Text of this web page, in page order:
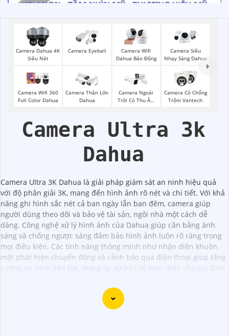
Camera Dahua 4K
Siêu Nét
Camera Eyeball
Camera Wifi
Dahua Báo Động
Camera Siêu
Nhạy Sáng Dahua
Camera Wifi 360
Full Color Dahua
Camera Thân Lớn
Dahua
Camera Ngoài
Trời Có Thu Âm
Camera Có Chống
Trộm Vantech
Camera Ultra 3k
Dahua
Camera Ultra 3K Dahua là giải pháp giám sát an ninh hiệu quả
với độ phân giải 3K, mang đến hình ảnh rõ nét và chi tiết. Với khả
năng ghi hình sắc nét cả ban ngày lẫn ban đêm, camera giúp
người dùng theo dõi và bảo vệ tài sản, ngôi nhà một cách dễ
dàng. Công nghệ xử lý hình ảnh của Dahua giúp cân bằng ánh
sáng và chống ngược sáng đảm bảo hình ảnh luôn rõ ràng trong
mọi điều kiện. Các tính năng thông minh như nhận diện khuôn
mặt phát hiện chuyển động và cảnh báo qua điện thoại giúp tăng
cường an ninh liên tục, mang lại sự bảo vệ toàn diện cho gia đình